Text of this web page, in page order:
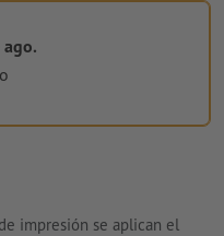
ago.
impresión se aplican el